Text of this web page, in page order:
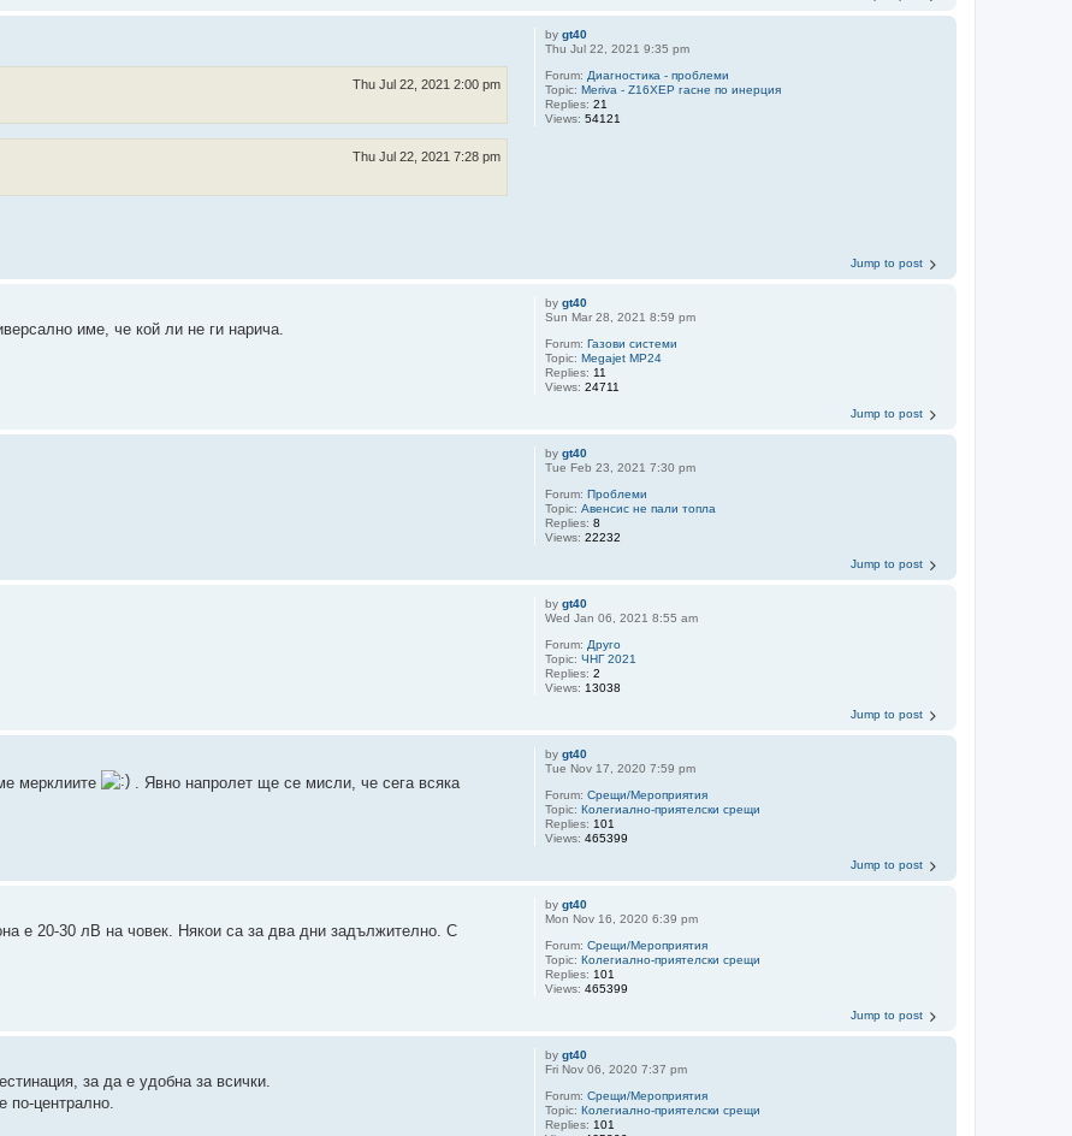
bygt40
Thu Jul 22, 2021 9:35 pm
Forum: Диагностика - проблеми
Topic:Meriva - Z16XEP гасне по инерция
Replies:21
Views:54121
Thu Jul 22, 2021 2:00 pm
Thu Jul 22, 2021 7:28 pm
Jump to post
bygt40
Sun Mar 28, 2021 8:59 pm
Forum:Газови системи
Topic:Megajet MP24
Replies: 11
Views:24711
име, че кой ли не ги нарича.
Jump to post
bygt40
Tue Feb 23, 2021 7:30 pm
Forum:Проблеми
Topic:Авенсис не пали топла
Replies:8
Views:22232
Jump to post
bygt40
Wed Jan 06, 2021 8:55 am
Forum: Друго
Topic:ЧНГ 2021
Replies:2
Views: 13038
Jump to post
bygt40
Tue Nov 17, 2020 7:59 pm
Forum:Срещи/Мероприятия
Topic:Колегиално-приятелски срещи
Replies: 101
Views:465399
мерклиите
. Явно напролет ще се мисли, че сега всяка
Jump to post
bygt40
Mon Nov 16, 2020 6:39 pm
Forum:Срещи/Мероприятия
Topic:Колегиално-приятелски срещи
Replies: 101
Views:465399
е 20-30 лВ на човек. Някои са за два дни задължително. С
Jump to post
bygt40
Fri Nov 06, 2020 7:37 pm
Forum:Срещи/Мероприятия
Topic:Колегиално-приятелски срещи
Replies: 101
за да е удобна за всички.
по-централно.